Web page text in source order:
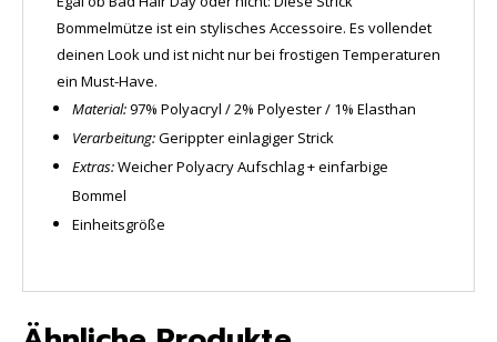
Bommelmütze ist ein stylisches Accessoire. Es vollendet
deinen Look und ist nicht nur bei frostigen Temperaturen
ein Must-Have.
Material:97% Polyacryl / 2% Polyester / 1% Elasthan
Verarbeitung:Gerippter einlagiger Strick
Extras:Weicher Polyacry Aufschlag + einfarbige
Bommel
Einheitsgröße